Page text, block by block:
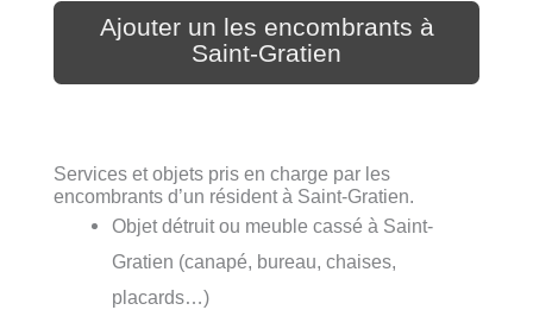
Ajouter un les encombrants à
Saint-Gratien
Services et objets pris en charge par les
encombrants d’un résident à Saint-Gratien.
Objet détruit ou meuble cassé à Saint-
Gratien (canapé, bureau, chaises,
placards…)